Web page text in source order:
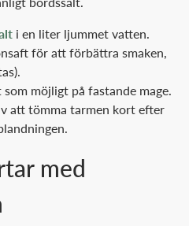
i en liter ljummet vatten.
för att förbättra smaken,
möjligt på fastande mage.
att tömma tarmen kort efter
med